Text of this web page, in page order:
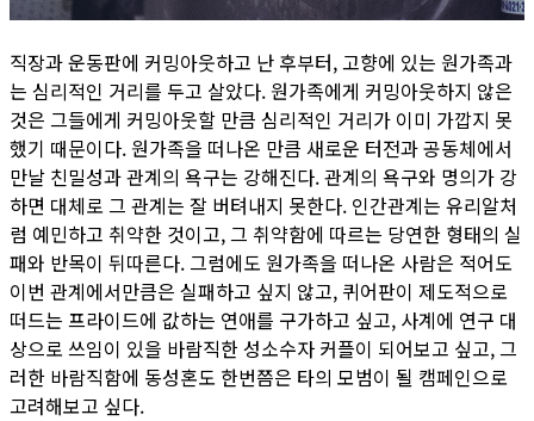
직장과 운동판에 커밍아웃하고 난 후부터, 고향에 있는 원가족과
는 심리적인 거리를 두고 살았다. 원가족에게 커밍아웃하지 않은
것은 그들에게 커밍아웃할 만큼 심리적인 거리가 이미 가깝지 못
했기 때문이다. 원가족을 떠나온 만큼 새로운 터전과 공동체에서
만날 친밀성과 관계의 욕구는 강해진다. 관계의 욕구와 명의가 강
하면 대체로 그 관계는 잘 버텨내지 못한다. 인간관계는 유리알처
럼 예민하고 취약한 것이고, 그 취약함에 따르는 당연한 형태의 실
패와 반목이 뒤따른다. 그럼에도 원가족을 떠나온 사람은 적어도
이번 관계에서만큼은 실패하고 싶지 않고, 퀴어판이 제도적으로
떠드는 프라이드에 값하는 연애를 구가하고 싶고, 사계에 연구 대
상으로 쓰임이 있을 바람직한 성소수자 커플이 되어보고 싶고, 그
러한 바람직함에 동성혼도 한번쯤은 타의 모범이 될 캠페인으로
고려해보고 싶다.